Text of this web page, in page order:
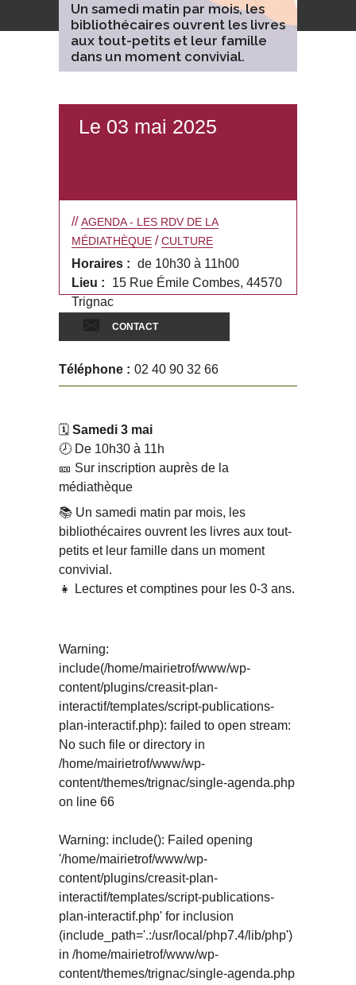
Un samedi matin par mois, les
bibliothécaires ouvrent les livres
aux tout-petits et leur famille
dans un moment convivial.
Le 03 mai 2025
//AGENDA - LES RDV DE LA
MÉDIATHÈQUE /CULTURE
Horaires : de 10h30 à 11h00
Lieu :
15 Rue Émile Combes, 44570
Trignac
CONTACT
Téléphone : 02 40 90 32 66
🗓️ Samedi 3 mai
🕗 De 10h30 à 11h
🎫 Sur inscription auprès de la
médiathèque
📚 Un samedi matin par mois, les
bibliothécaires ouvrent les livres aux tout-
petits et leur famille dans un moment
convivial.
👧 Lectures et comptines pour les 0-3 ans.
Warning:
include(/home/mairietrof/www/wp-
content/plugins/creasit-plan-
interactif/templates/script-publications-
plan-interactif.php): failed to open stream:
No such file or directory in
/home/mairietrof/www/wp-
content/themes/trignac/single-agenda.php
on line 66
Warning: include(): Failed opening
'/home/mairietrof/www/wp-
content/plugins/creasit-plan-
interactif/templates/script-publications-
plan-interactif.php' for inclusion
(include_path='.:/usr/local/php7.4/lib/php')
in /home/mairietrof/www/wp-
content/themes/trignac/single-agenda.php